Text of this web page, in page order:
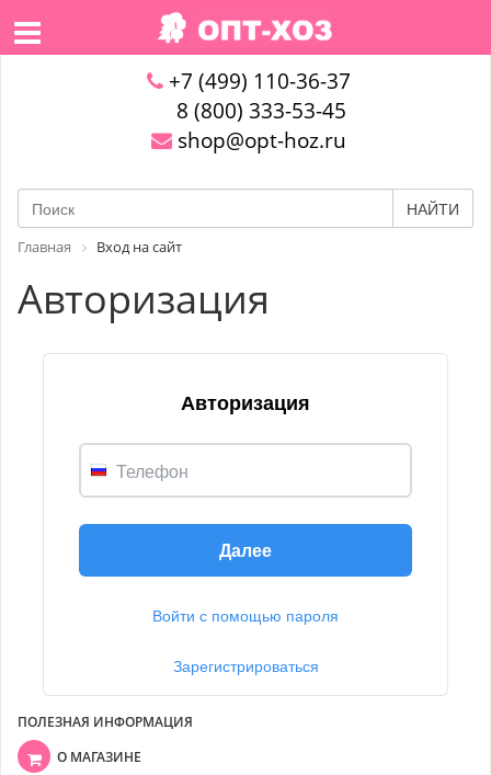
+7 (499) 110-36-37
8 (800) 333-53-45
shop@opt-hoz.ru
НАЙТИ
Главная Вход на сайт
Авторизация
Авторизация
Телефон
Далее
Войти с помощью пароля
Зарегистрироваться
ПОЛЕЗНАЯ ИНФОРМАЦИЯ
О МАГАЗИНЕ